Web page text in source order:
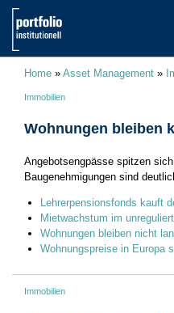
Home » Asset Management »
Immobilien
Wohnungen bleiben
Angebotsengpässe spitzen
Baugenehmigungen sind
Lehrerpensionsfonds kauft
Mietwachstum im
Wohnungen bleiben nicht
Wohnungspreise in Europa
Immobilien